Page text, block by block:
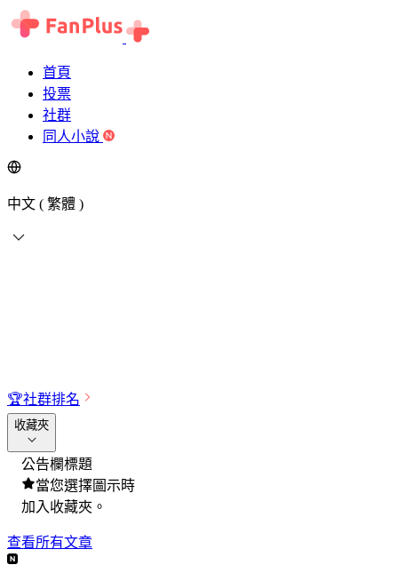
首頁
投票
社群
同人小說
中文 ( 繁體 )
🏆社群排名
收藏夾
公告欄標題
當您選擇圖示時
加入收藏夾。
查看所有文章